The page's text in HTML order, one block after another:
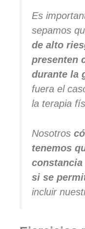
Es
sepamos
de alto
presenten
durante la
fuera el
la terapia
Nosotros
tenemos
si se
incluir